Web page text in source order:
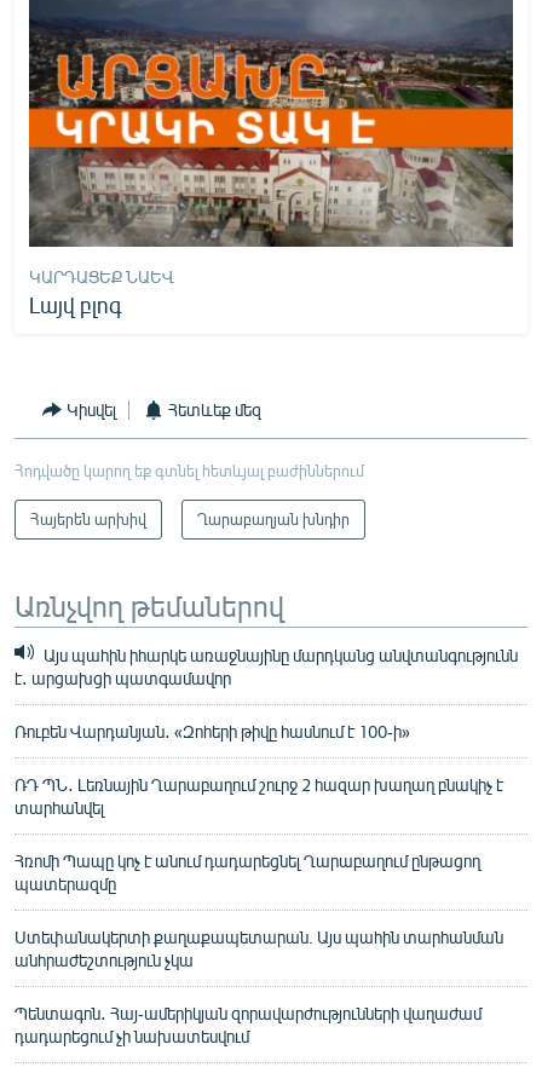
ԿԱՐԴԱՑԵՔ ՆԱԵՎ
Լայվ բլոգ
Կիսվել Հետևեք մեզ
Հոդվածը կարող եք գտնել հետևյալ բաժիններում
Հայերեն արխիվ Ղարաբաղյան խնդիր
Առնչվող թեմաներով
Այս պահին իհարկե առաջնայինը մարդկանց անվտանգությունն
է․ արցախցի պատգամավոր
Ռուբեն Վարդանյան․ «Զոհերի թիվը հասնում է 100-ի»
ՌԴ ՊՆ․ Լեռնային Ղարաբաղում շուրջ 2 հազար խաղաղ բնակիչ է
տարհանվել
Հռոմի Պապը կոչ է անում դադարեցնել Ղարաբաղում ընթացող
պատերազմը
Ստեփանակերտի քաղաքապետարան. Այս պահին տարհանման
անհրաժեշտություն չկա
Պենտագոն․ Հայ-ամերիկյան զորավարժությունների վաղաժամ
դադարեցում չի նախատեսվում